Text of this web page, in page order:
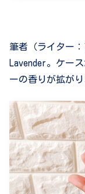
筆者（ライター
Lavender。ケー
ーの香りが拡がり